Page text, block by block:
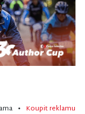
• Koupit reklamu